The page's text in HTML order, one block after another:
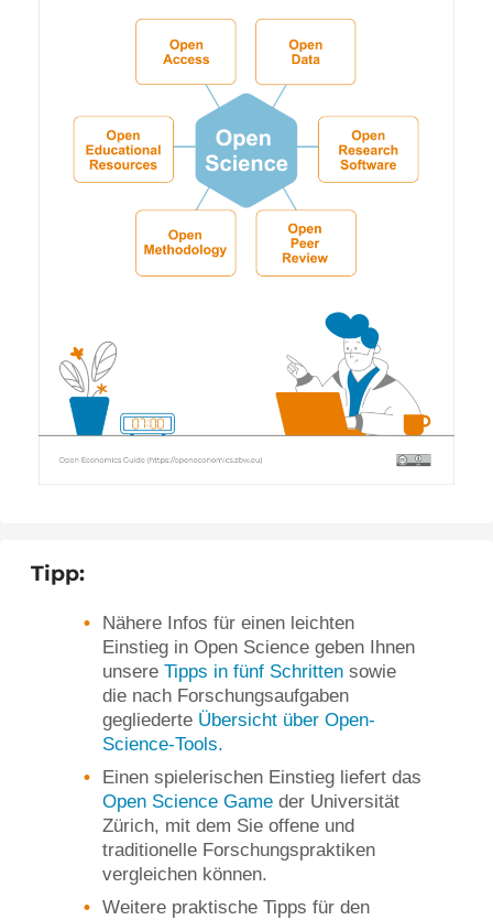
Tipp:
Nähere Infos für einen leichten
Einstieg in Open Science geben Ihnen
unsere Tipps in fünf Schritten sowie
die nach Forschungsaufgaben
gegliederte Übersicht über Open-
Science-Tools.
Einen spielerischen Einstieg liefert das
Open Science Game der Universität
Zürich, mit dem Sie offene und
traditionelle Forschungspraktiken
vergleichen können.
Weitere praktische Tipps für den